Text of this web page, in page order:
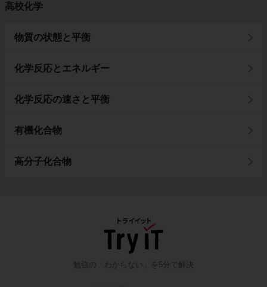
高校化学
物質の状態と平衡
化学反応とエネルギー
化学反応の速さと平衡
有機化合物
高分子化合物
勉強の「わからない」を5分で解決